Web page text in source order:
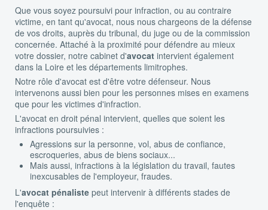
Que vous soyez poursuivi pour infraction, ou au contraire
victime, en tant qu'avocat, nous nous chargeons de la défense
de vos droits, auprès du tribunal, du juge ou de la commission
concernée. Attaché à la proximité pour défendre au mieux
votre dossier, notre cabinet d'avocat intervient également
dans la Loire et les départements limitrophes.
Notre rôle d'avocat est d'être votre défenseur. Nous
intervenons aussi bien pour les personnes mises en examens
que pour les victimes d'infraction.
L'avocat en droit pénal intervient, quelles que soient les
infractions poursuivies :
Agressions sur la personne, vol, abus de confiance,
escroqueries, abus de biens sociaux...
Mais aussi, infractions à la législation du travail, fautes
inexcusables de l'employeur, fraudes.
L'avocat pénaliste peut intervenir à différents stades de
l'enquête :